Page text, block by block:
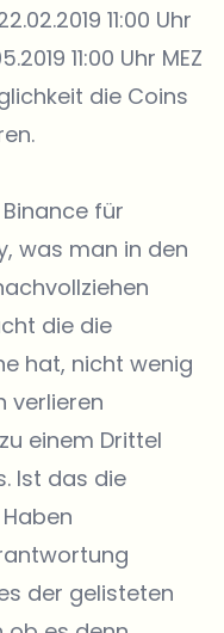
11:00 Uhr
11:00 Uhr MEZ
die Coins
für
was man in den
die die
hat, nicht wenig
verlieren
einem Drittel
Ist das die
der gelisteten